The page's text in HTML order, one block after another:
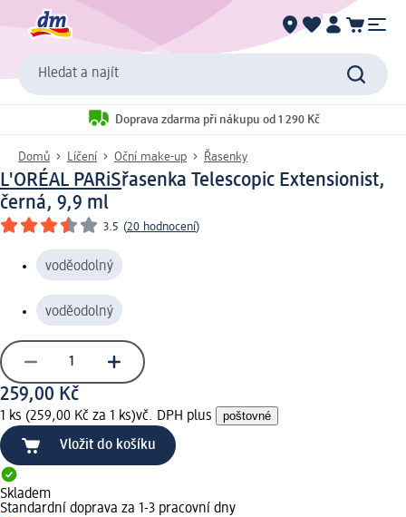
Hledat a najít
Doprava zdarma při nákupu od 1 290 Kč
Domů Líčení Oční make-up Řasenky
L'ORÉAL PARiSřasenka Telescopic Extensionist,
černá, 9,9 ml
3.5 (20 hodnocení)
voděodolný
voděodolný
259,00 Kč
1 ks (259,00 Kč za 1 ks)vč. DPH plus poštovné
Vložit do košíku
Skladem
Standardní doprava za 1-3 pracovní dny